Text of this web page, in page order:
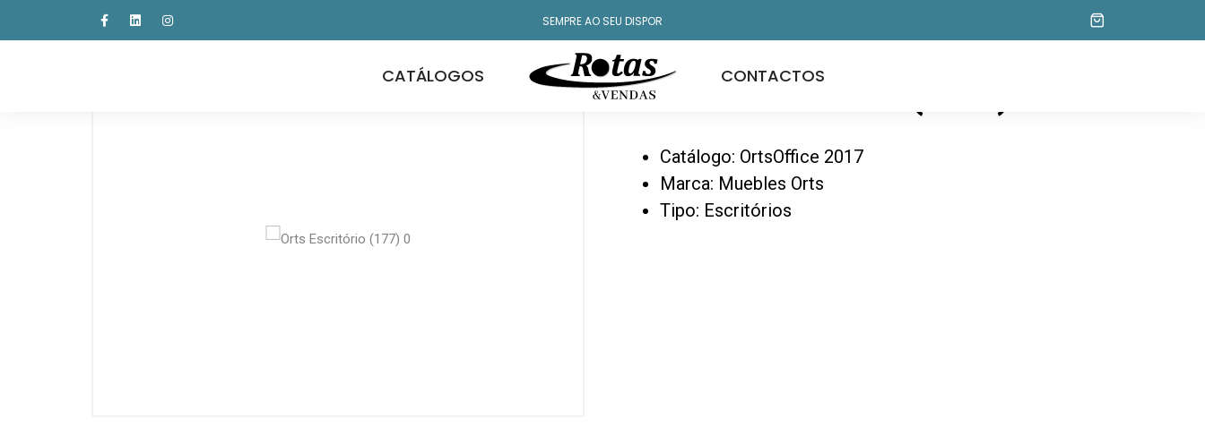
SEMPRE AO SEU DISPOR
CATÁLOGOS CONTACTOS
Home Loja
Orts Escritório (177)
Catálogo: OrtsOffice 2017
Marca: Muebles Orts
Tipo: Escritórios